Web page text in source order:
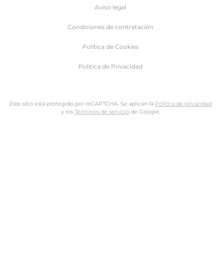
Aviso legal
Condiciones de contratación
Política de Cookies
Politica de Privacidad
Este sitio está protegido por reCAPTCHA. Se aplican la Política de privacidad
y los Términos de serviciode Google.